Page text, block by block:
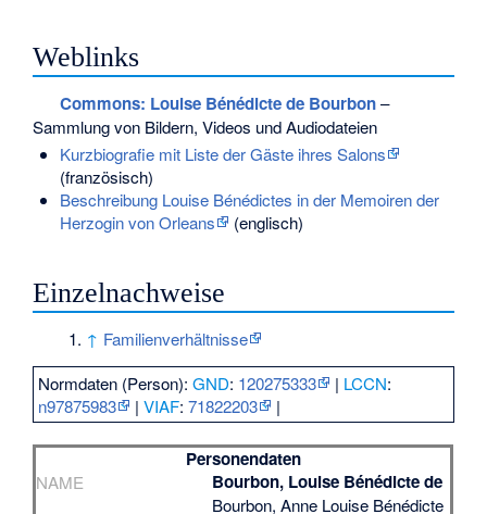
Weblinks
Commons: Louise Bénédicte de Bourbon–
Sammlung von Bildern, Videos und Audiodateien
Kurzbiografie mit Liste der Gäste ihres Salons
(französisch)
Beschreibung Louise Bénédictes in der Memoiren der
Herzogin von Orleans
(englisch)
Einzelnachweise
↑ Familienverhältnisse
Normdaten (Person):GND: 120275333 | LCCN:
n97875983
|VIAF:71822203 |
Personendaten
NAME Bourbon, Louise Bénédicte de
Bourbon, Anne Louise Bénédicte